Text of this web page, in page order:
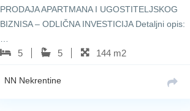
PRODAJA APARTMANA I UGOSTITELJSKOG
BIZNISA – ODLIČNA INVESTICIJA Detaljni opis:
5 5 144 m2
NN Nekrentine